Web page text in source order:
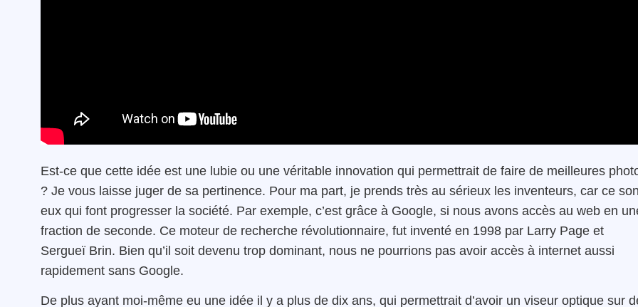
Est-ce que cette idée est une lubie ou une véritable innovation qui permettrait de faire de meilleures
? Je vous laisse juger de sa pertinence. Pour ma part, je prends très au sérieux les inventeurs, car ce
eux qui font progresser la société. Par exemple, c’est grâce à Google, si nous avons accès au web en
fraction de seconde. Ce moteur de recherche révolutionnaire, fut inventé en 1998 par Larry Page et
Sergueï Brin. Bien qu’il soit devenu trop dominant, nous ne pourrions pas avoir accès à internet aussi
rapidement sans Google.
De plus ayant moi-même eu une idée il y a plus de dix ans, qui permettrait d’avoir un viseur optique sur